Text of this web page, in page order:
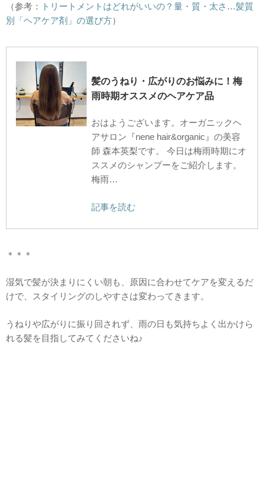
（参考：
トリートメントはどれがいいの？量・質・太さ…髪質
別「ヘアケア剤」の選び方）
髪のうねり・広がりのお悩みに！梅
雨時期オススメのヘアケア品
おはようございます。オーガニックヘ
アサロン『nene hair&organic』の美容
師 森本英梨です。 今日は梅雨時期にオ
ススメのシャンプーをご紹介します。
梅雨…
記事を読む
＊＊＊
湿気で髪が決まりにくい朝も、原因に合わせてケアを変えるだ
けで、スタイリングのしやすさは変わってきます。
うねりや広がりに振り回されず、雨の日も気持ちよく出かけら
れる髪を目指してみてくださいね♪